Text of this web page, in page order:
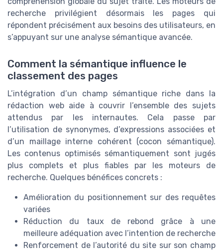
recherche privilégient désormais les pages qui
répondent précisément aux besoins des utilisateurs, en
s’appuyant sur une analyse sémantique avancée.
Comment la sémantique influence le
classement des pages
L’intégration d’un champ sémantique riche dans la
rédaction web aide à couvrir l’ensemble des sujets
attendus par les internautes. Cela passe par
l’utilisation de synonymes, d’expressions associées et
d’un maillage interne cohérent (cocon sémantique).
Les contenus optimisés sémantiquement sont jugés
plus complets et plus fiables par les moteurs de
recherche. Quelques bénéfices concrets :
Amélioration du positionnement sur des requêtes
variées
Réduction du taux de rebond grâce à une
meilleure adéquation avec l’intention de recherche
Renforcement de l’autorité du site sur son champ